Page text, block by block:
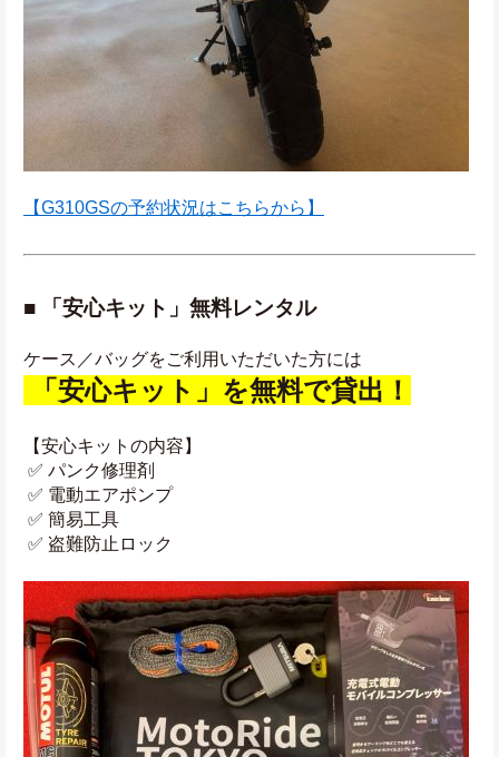
【G310GSの予約状況はこちらから】
■ 「安心キット」無料レンタル
ケース／バッグをご利用いただいた方には
「安心キット」を無料で貸出！
【安心キットの内容】
✅ パンク修理剤
✅ 電動エアポンプ
✅ 簡易工具
✅ 盗難防止ロック